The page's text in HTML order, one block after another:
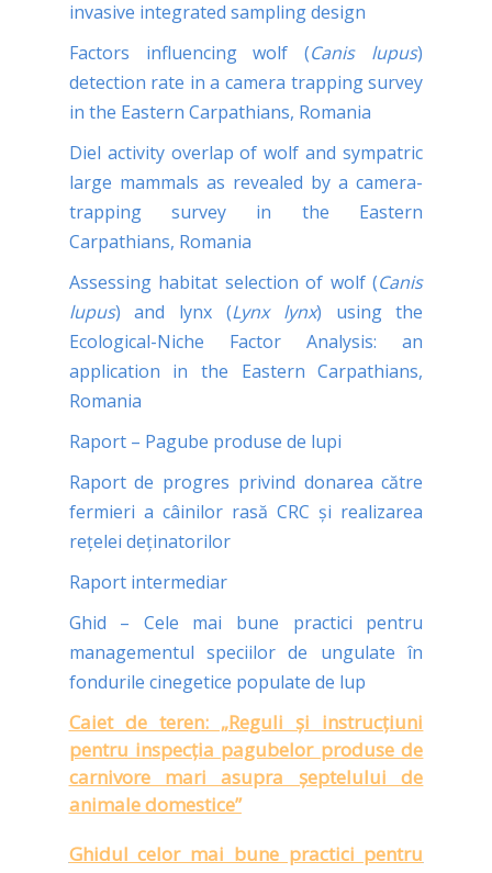
invasive integrated sampling design
Factors influencing wolf (Canis lupus)
detection rate in a camera trapping survey
in the Eastern Carpathians, Romania
Diel activity overlap of wolf and sympatric
large mammals as revealed by a camera-
trapping survey in the Eastern
Carpathians, Romania
Assessing habitat selection of wolf (Canis
lupus) and lynx (Lynx lynx) using the
Ecological-Niche Factor Analysis: an
application in the Eastern Carpathians,
Romania
Raport – Pagube produse de lupi
Raport de progres privind donarea către
fermieri a câinilor rasă CRC și realizarea
rețelei deținatorilor
Raport intermediar
Ghid – Cele mai bune practici pentru
managementul speciilor de ungulate în
fondurile cinegetice populate de lup
Caiet de teren: „Reguli și instrucțiuni
pentru inspecția pagubelor produse de
carnivore mari asupra șeptelului de
animale domestice”
Ghidul celor mai bune practici pentru